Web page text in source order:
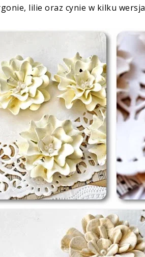
lilie oraz cynie w kilku